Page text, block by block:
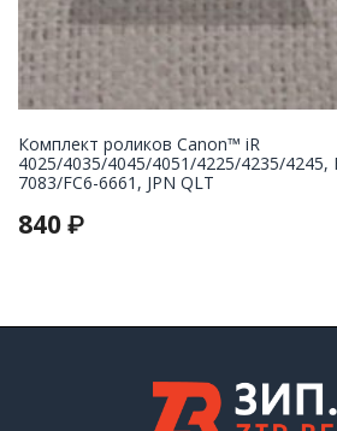
Комплект роликов Canon™ iR
4025/4035/4045/4051/4225/4235/4245,
7083/FC6-6661, JPN QLT
840 ₽